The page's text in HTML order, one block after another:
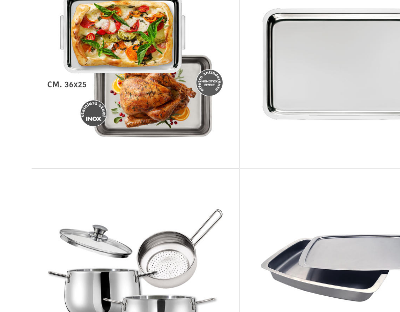
DUPLEX
Teglia extra fonda con coperchio
TUTTOFORNO
IO BIO
Multikit 4 pz
IO BIO
Cuoci & Servi